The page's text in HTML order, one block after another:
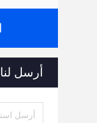
أرسل لنا